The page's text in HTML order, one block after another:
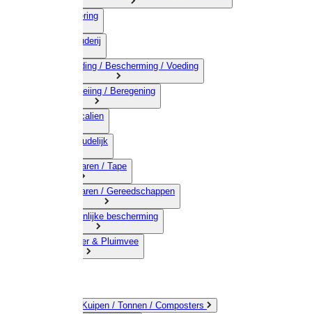
03) Afrastering
04) Veehouderij
05) Bestrijding / Bescherming / Voeding
06) Besproeiing / Beregening
07) Chemicalien
08) Huishoudelijk
09) Touwwaren / Tape
10) IJzerwaren / Gereedschappen
11) Persoonlijke bescherming
12) Kleindier & Pluimvee
Emmers / Kuipen / Tonnen / Composters